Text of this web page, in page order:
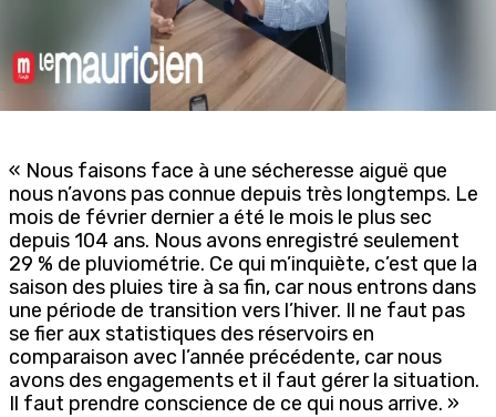
« Nous faisons face à une sécheresse aiguë que
nous n’avons pas connue depuis très longtemps. Le
mois de février dernier a été le mois le plus sec
depuis 104 ans. Nous avons enregistré seulement
29 % de pluviométrie. Ce qui m’inquiète, c’est que la
saison des pluies tire à sa fin, car nous entrons dans
une période de transition vers l’hiver. Il ne faut pas
se fier aux statistiques des réservoirs en
comparaison avec l’année précédente, car nous
avons des engagements et il faut gérer la situation.
Il faut prendre conscience de ce qui nous arrive. »